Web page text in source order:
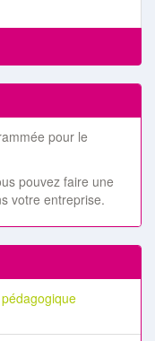
pour le
pouvez faire une
votre entreprise.